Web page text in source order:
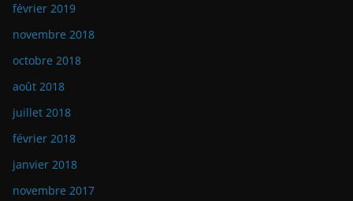
février 2019
novembre 2018
octobre 2018
août 2018
juillet 2018
février 2018
janvier 2018
novembre 2017